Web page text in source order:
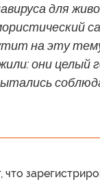
для
на эту
они целый
что